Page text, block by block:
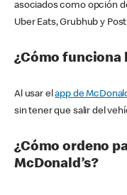
asociados como opción
Uber Eats, Grubhub y
¿Cómo funciona
Al usar elapp de
sin tener que salir del
¿Cómo ordeno
McDonald’s?